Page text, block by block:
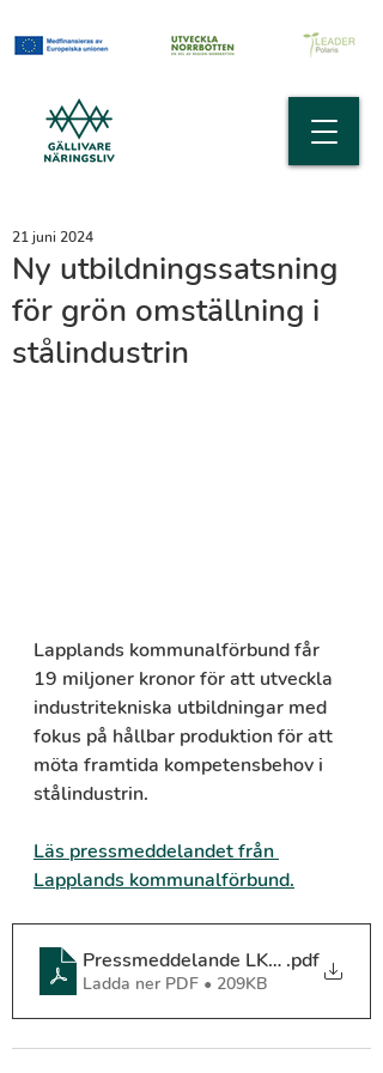
Ny utbildningssatsning
för grön omställning i
stålindustrin
21 juni 2024
Lapplands kommunalförbund får
19 miljoner kronor för att utveckla
industritekniska utbildningar med
fokus på hållbar produktion för att
möta framtida kompetensbehov i
stålindustrin.
Läs pressmeddelandet från
Lapplands kommunalförbund.
Pressmeddelande LKFs.pdf
Ladda ner PDF • 209KB